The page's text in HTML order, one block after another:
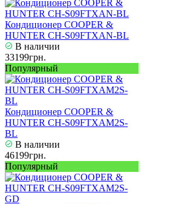
Кондиционер COOPER &
HUNTER CH-S09FTXAN-BL
В наличии
33199грн.
Популярный
Кондиционер COOPER &
HUNTER CH-S09FTXAM2S-
BL
В наличии
46199грн.
Популярный